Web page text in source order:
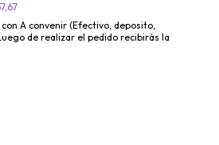
A convenir (Efectivo, deposito,
de realizar el pedido recibirás la